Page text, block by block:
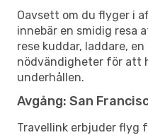
Oavsett om du flyger i
innebär en smidig resa
rese kuddar, laddare, en
nödvändigheter för att
underhållen.
Avgång: San
Travellink erbjuder flyg